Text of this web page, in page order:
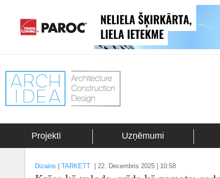
Projekti Uzņēmumi
Dizains TARKETT 22. Decembris 2025 | 10:58